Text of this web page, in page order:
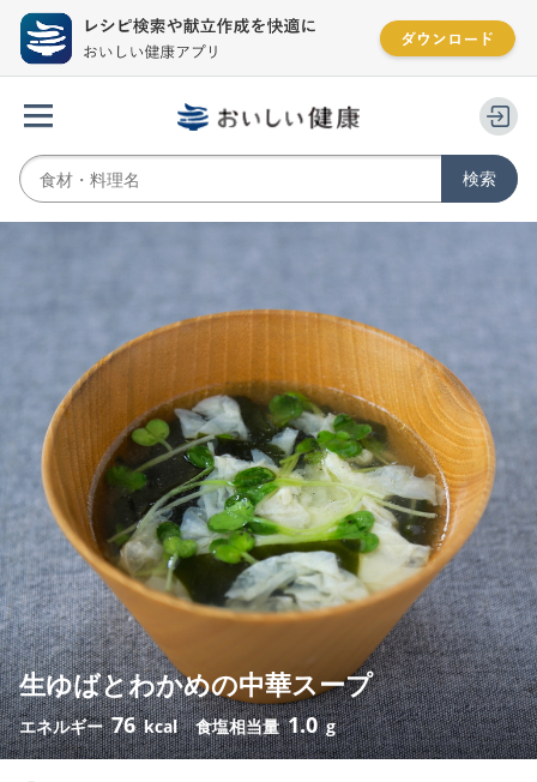
生ゆばとわかめの中華スープ
エネルギー76 kcal 食塩相当量1.0 g